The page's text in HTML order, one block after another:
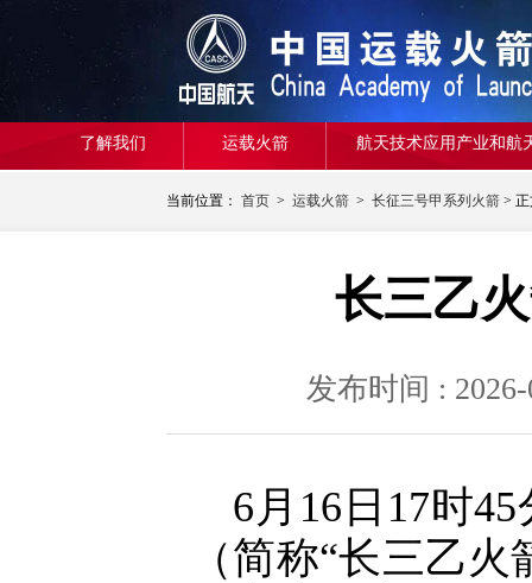
了解我们 运载火箭 航天技术应用产业和航
当前位置： 首页 > 运载火箭 > 长征三号甲系列火箭 >
长三乙
发布时间 :
6月16日17时
（简称“长三乙